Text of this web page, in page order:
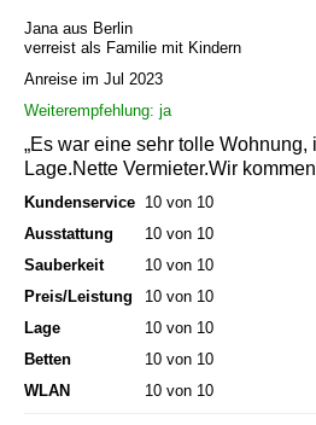
Jana aus Berlin
verreist als Familie mit Kindern
Anreise im Jul 2023
Weiterempfehlung: ja
„Es war eine sehr tolle Wohnung,
Lage.Nette Vermieter.Wir
Kundenservice 10 von 10
Ausstattung
10 von 10
Sauberkeit
10 von 10
Preis/Leistung
10 von 10
Lage
10 von 10
Betten
10 von 10
WLAN
10 von 10